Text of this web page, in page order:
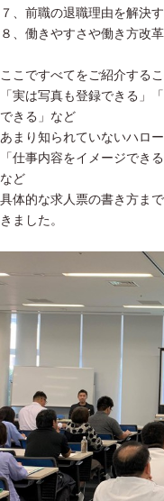
７、前職の退職理由を解決
８、働きやすさや働き方改
ここですべてをご紹介する
「実は写真も登録できる」
できる」など
あまり知られていないハロ
「仕事内容をイメージでき
など
具体的な求人票の書き方ま
きました。